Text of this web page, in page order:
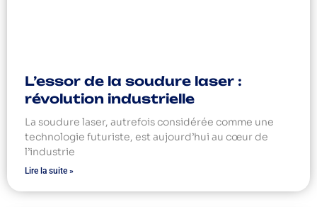
L’essor de la soudure laser :
révolution industrielle
La soudure laser, autrefois considérée comme une
technologie futuriste, est aujourd’hui au cœur de
l’industrie
Lire la suite »